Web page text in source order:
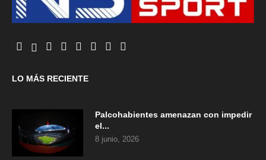
LO MÁS RECIENTE
Palcohabientes amenazan con impedir
el...
8 junio, 2026